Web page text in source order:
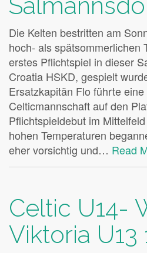
Die Kelten bestritten am
hoch- als spätsommerlichen
erstes Pflichtspiel in dieser
Croatia HSKD, gespielt
Ersatzkapitän Flo führte
Celticmannschaft auf den
Pflichtspieldebut im
hohen Temperaturen
eher vorsichtig und… Read
Celtic U14-
Viktoria U13